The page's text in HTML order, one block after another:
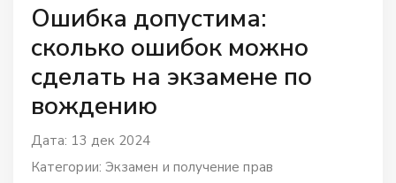
Ошибка допустима:
сколько ошибок можно
сделать на экзамене по
вождению
Дата: 13 дек 2024
Категории: Экзамен и получение прав